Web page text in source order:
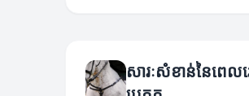
សារៈសំខាន់នៃពេលវ